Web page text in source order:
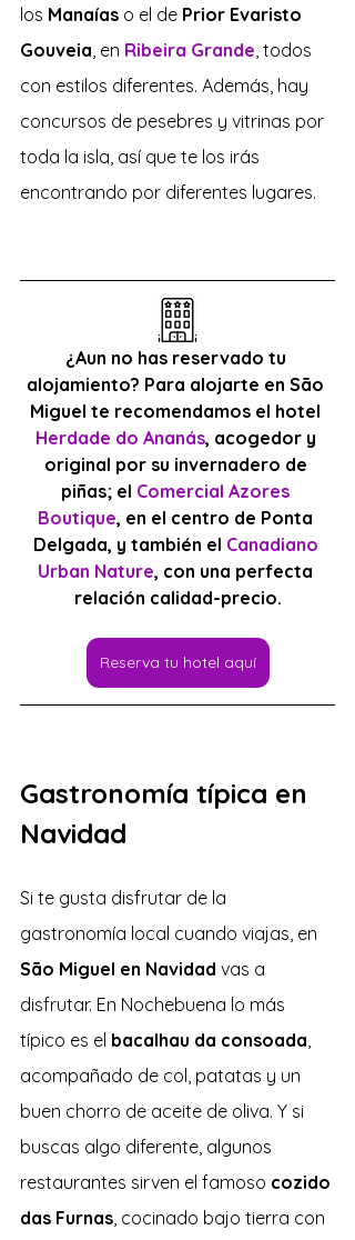
los Manaías o el de Prior Evaristo
Gouveia, en Ribeira Grande, todos
con estilos diferentes. Además, hay
concursos de pesebres y vitrinas por
toda la isla, así que te los irás
encontrando por diferentes lugares.
¿Aun no has reservado tu
alojamiento? Para alojarte en São
Miguel te recomendamos el hotel
Herdade do Ananás, acogedor y
original por su invernadero de
piñas; el Comercial Azores
Boutique, en el centro de Ponta
Delgada, y también el Canadiano
Urban Nature, con una perfecta
relación calidad-precio.
Reserva tu hotel aquí
Gastronomía típica en
Navidad
Si te gusta disfrutar de la
gastronomía local cuando viajas, en
São Miguel en Navidad vas a
disfrutar. En Nochebuena lo más
típico es el bacalhau da consoada,
acompañado de col, patatas y un
buen chorro de aceite de oliva. Y si
buscas algo diferente, algunos
restaurantes sirven el famoso cozido
das Furnas, cocinado bajo tierra con